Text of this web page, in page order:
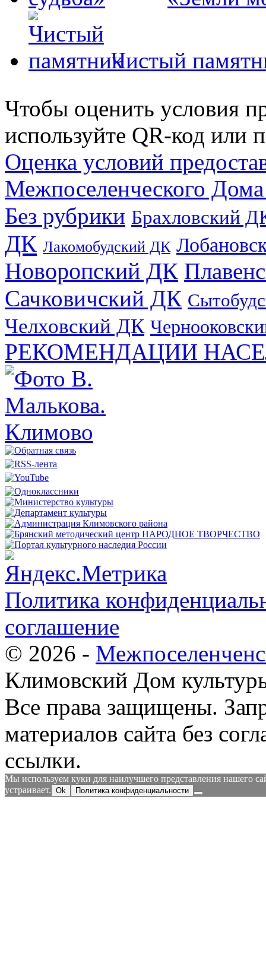
Чистый
Чтобы оценить условия
используйте QR-код или
Оценка условий
Межпоселенческого
Без рубрики Брахловский
ДК Лакомобудский ДК
Новоропский ДК
Сачковичский ДК
Челховский ДК
РЕКОМЕНДАЦИИ
Политика
соглашение
© 2026 -
Климовский Дом
Все права защищены.
материалов сайта без
ссылки.
Мы используем куки для наилучшего представления нашего
устраивает. Ok Политика конфиденциальности